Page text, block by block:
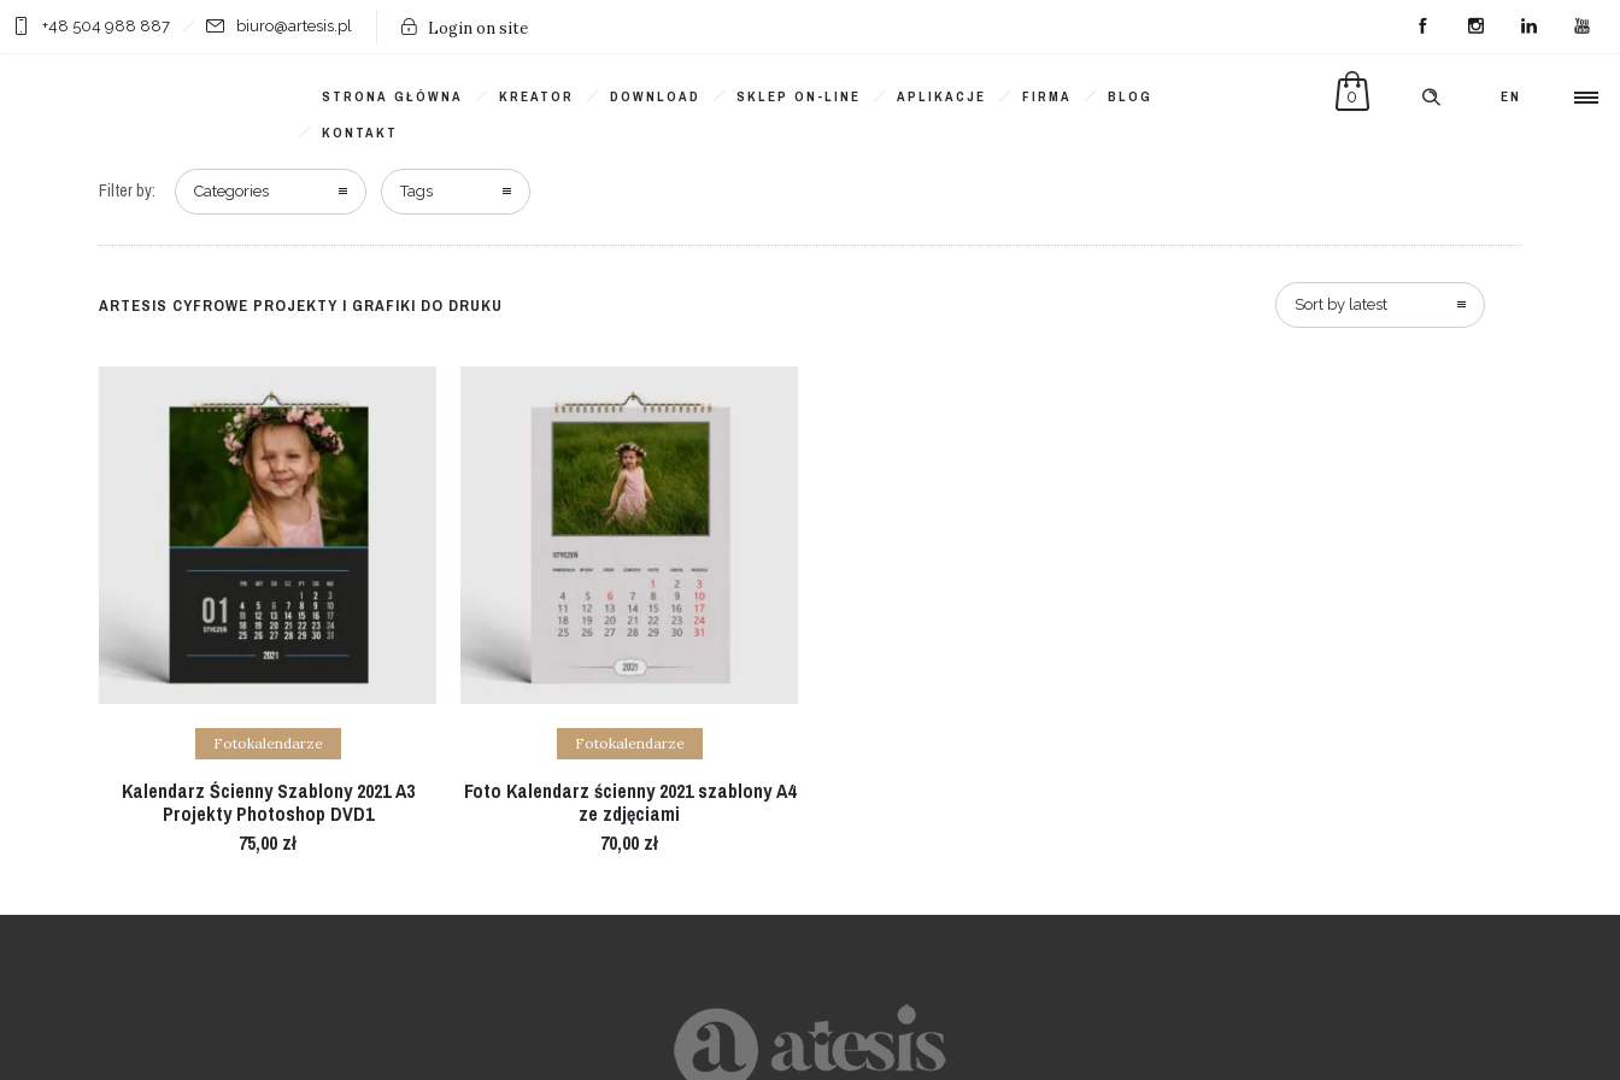
+48 504 988 887 biuro@artesis.pl Login on site
EN
0
STRONA GŁÓWNA KREATOR DOWNLOAD SKLEP ON-LINE APLIKACJE FIRMA BLOG
KONTAKT
Filter by: Categories Tags
ARTESIS CYFROWE PROJEKTY I GRAFIKI DO DRUKU Sort by latest
Add to cart
Fotokalendarze
Kalendarz Ścienny Szablony 2021 A3
Projekty Photoshop DVD1
75,00 zł
Add to cart
Fotokalendarze
Foto Kalendarz ścienny 2021 szablony A4
ze zdjęciami
70,00 zł